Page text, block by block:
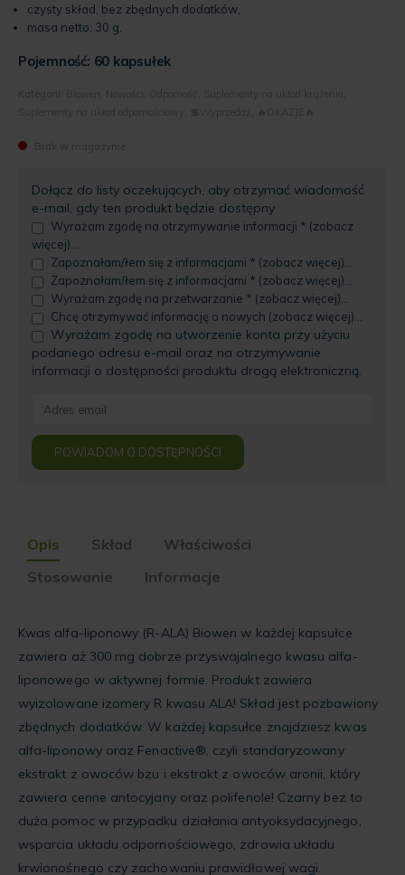
czysty skład, bez zbędnych dodatków,
masa netto: 30 g.
Pojemność: 60 kapsułek
Dołącz do listy oczekujących, aby otrzymać wiadomość
e-mail, gdy ten produkt będzie dostępny
Wyrażam zgodę na otrzymywanie informacji * (zobacz
więcej)...
Zapoznałam/łem się z informacjami * (zobacz więcej)...
Zapoznałam/łem się z informacjami * (zobacz więcej)...
Wyrażam zgodę na przetwarzanie * (zobacz więcej)...
Chcę otrzymywać informację o nowych (zobacz więcej)...
Wyrażam zgodę na utworzenie konta przy użyciu
podanego adresu e-mail oraz na otrzymywanie
informacji o dostępności produktu drogą elektroniczną.
Enter
email
address
to
for
this
product
POWIADOM O DOSTĘPNOŚCI
Opis Skład
Właściwości
Stosowanie
Informacje
Kwas alfa-liponowy (R-ALA) Biowen w każdej kapsułce
zawiera aż 300 mg dobrze przyswajalnego kwasu alfa-
liponowego w aktywnej formie. Produkt zawiera
wyizolowane izomery R kwasu ALA! Skład jest pozbawiony
zbędnych dodatków. W każdej kapsułce znajdziesz kwas
alfa-liponowy oraz Fenactive®, czyli standaryzowany
ekstrakt z owoców bzu i ekstrakt z owoców aronii, który
zawiera cenne antocyjany oraz polifenole! Czarny bez to
duża pomoc w przypadku działania antyoksydacyjnego,
wsparcia układu odpornościowego, zdrowia układu
krwionośnego czy zachowaniu prawidłowej wagi.